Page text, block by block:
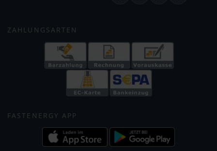
ZAHLUNGSARTEN
FASTENERGY APP